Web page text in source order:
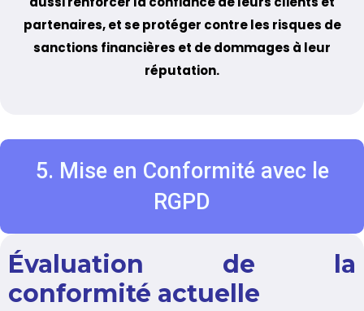
partenaires, et se protéger contre les risques de
sanctions financières et de dommages à leur
réputation.
5. Mise en Conformité avec le
RGPD
Évaluation de la
conformité actuelle